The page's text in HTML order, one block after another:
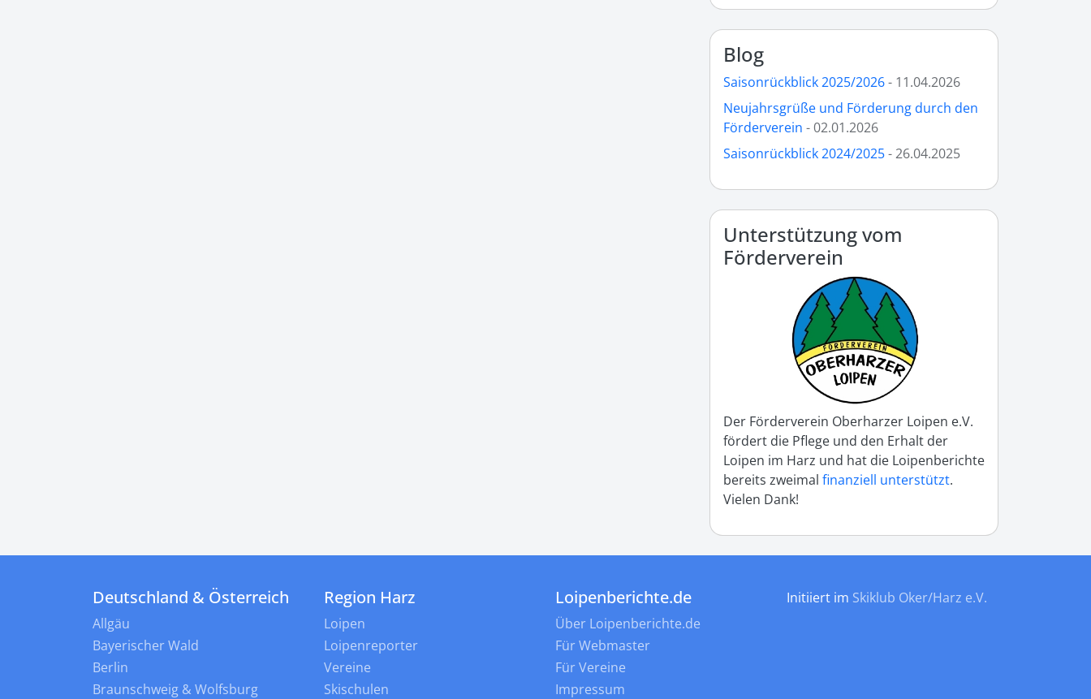
Blog
Saisonrückblick 2025/2026- 11.04.2026
Neujahrsgrüße und Förderung durch den
Förderverein - 02.01.2026
Saisonrückblick 2024/2025- 26.04.2025
Unterstützung vom
Förderverein
Der Förderverein Oberharzer Loipen e.V.
fördert die Pflege und den Erhalt der
Loipen im Harz und hat die Loipenberichte
bereits zweimal finanziell unterstützt.
Vielen Dank!
Deutschland & Österreich
Allgäu
Bayerischer Wald
Berlin
Braunschweig & Wolfsburg
Region Harz
Loipen
Loipenreporter
Vereine
Skischulen
Loipenberichte.de
Über Loipenberichte.de
Für Webmaster
Für Vereine
Impressum
Initiiert im Skiklub Oker/Harz e.V.